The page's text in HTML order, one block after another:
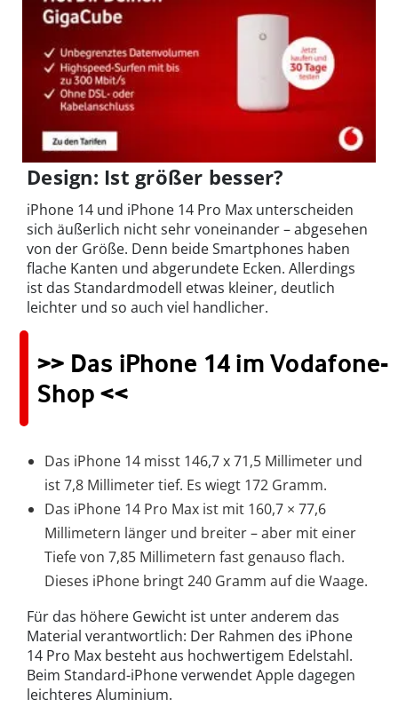
Design: Ist größer besser?
iPhone 14 und iPhone 14 Pro Max unterscheiden
sich äußerlich nicht sehr voneinander – abgesehen
von der Größe. Denn beide Smartphones haben
flache Kanten und abgerundete Ecken. Allerdings
ist das Standardmodell etwas kleiner, deutlich
leichter und so auch viel handlicher.
>> Das iPhone 14 im Vodafone-
Shop <<
Das iPhone 14 misst 146,7 x 71,5 Millimeter und
ist 7,8 Millimeter tief. Es wiegt 172 Gramm.
Das iPhone 14 Pro Max ist mit 160,7 × 77,6
Millimetern länger und breiter – aber mit einer
Tiefe von 7,85 Millimetern fast genauso flach.
Dieses iPhone bringt 240 Gramm auf die Waage.
Für das höhere Gewicht ist unter anderem das
Material verantwortlich: Der Rahmen des iPhone
14 Pro Max besteht aus hochwertigem Edelstahl.
Beim Standard-iPhone verwendet Apple dagegen
leichteres Aluminium.